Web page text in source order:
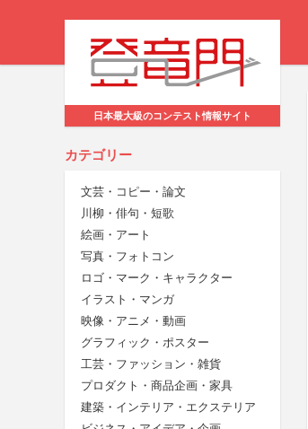
日本最大級のコンテスト情報サイト
カテゴリー
文芸・コピー・論文
川柳・俳句・短歌
絵画・アート
写真・フォトコン
ロゴ・マーク・キャラクター
イラスト・マンガ
映像・アニメ・動画
グラフィック・ポスター
工芸・ファッション・雑貨
プロダクト・商品企画・家具
建築・インテリア・エクステリア